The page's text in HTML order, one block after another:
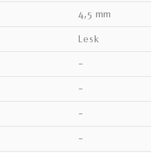
4,5 mm
lesk
–
–
–
–